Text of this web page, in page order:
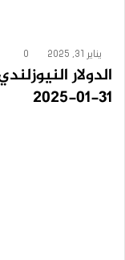
يناير 31, 2025 0
الدولار
31-01-2025